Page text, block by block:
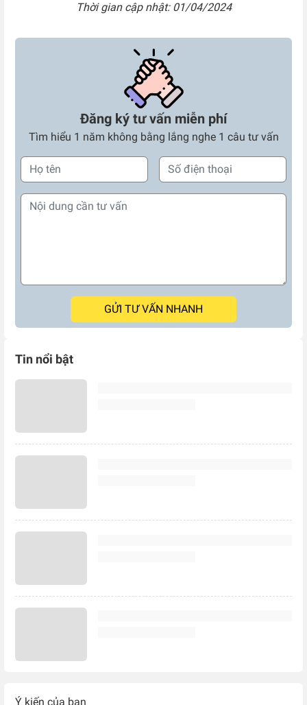
Thời gian cập nhật: 01/04/2024
Đăng ký tư vấn miễn phí
Tìm hiểu 1 năm không bằng lắng nghe 1 câu tư vấn
GỬI TƯ VẤN NHANH
Tin nổi bật
Ý kiến của bạn